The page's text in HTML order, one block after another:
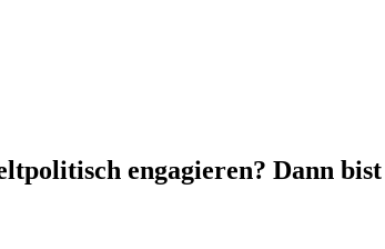
engagieren? Dann